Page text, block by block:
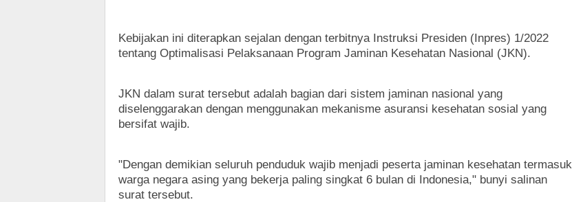
Kebijakan ini diterapkan sejalan dengan terbitnya Instruksi Presiden (Inpres) 1/2022
tentang Optimalisasi Pelaksanaan Program Jaminan Kesehatan Nasional (JKN).
JKN dalam surat tersebut adalah bagian dari sistem jaminan nasional yang
diselenggarakan dengan menggunakan mekanisme asuransi kesehatan sosial yang
bersifat wajib.
"Dengan demikian seluruh penduduk wajib menjadi peserta jaminan kesehatan termasuk
warga negara asing yang bekerja paling singkat 6 bulan di Indonesia," bunyi salinan
surat tersebut.